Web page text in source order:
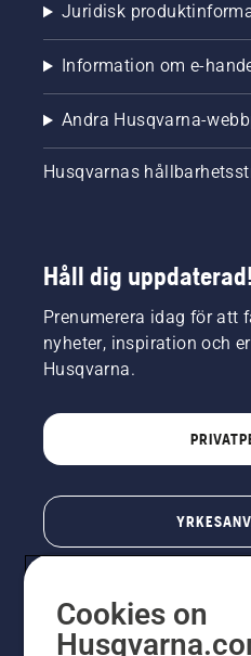
Juridisk
Information om e-
Andra Husqvarna-
Husqvarnas
Håll dig uppdaterad!
Prenumerera idag för att
nyheter, inspiration och
Husqvarna.
Cookies on